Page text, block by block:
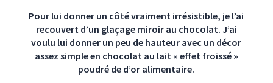
Pour lui donner un côté vraiment irrésistible, je l’ai
recouvert d’un glaçage miroir au chocolat. J’ai
voulu lui donner un peu de hauteur avec un décor
assez simple en chocolat au lait « effet froissé »
poudré de d’or alimentaire.